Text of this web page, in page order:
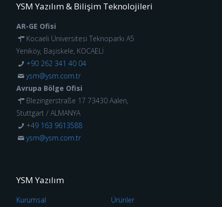
YSM Yazılım & Bilişim Teknolojileri
AR-GE Ofisi
Kocaeli Üniversitesi Teknoparkı A5
Yeniköy, Başiskele, KOCAELİ
+90 262 341 40 04
ysm@ysm.com.tr
Avrupa Bölge Ofisi
Blezingerstraße 17 73430 Aalen,
Stuttgart / ALMANYA
+49 163 9613588
ysm@ysm.com.tr
YSM Yazılım
Kurumsal
Ürünler